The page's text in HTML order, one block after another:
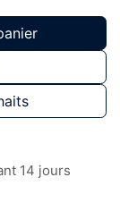
14 jours